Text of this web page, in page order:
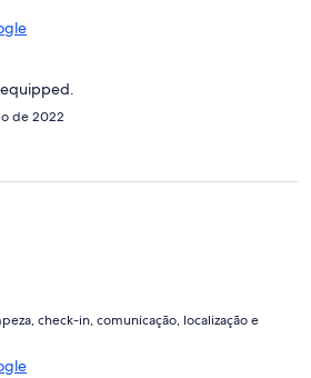
equipped.
de 2022
check-in, comunicação, localização e